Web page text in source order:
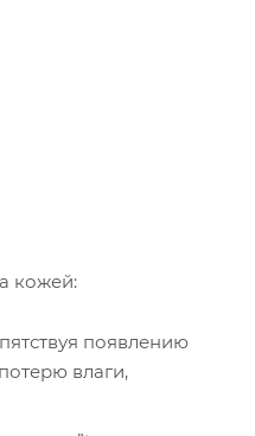
кожей:
появлению
влаги,